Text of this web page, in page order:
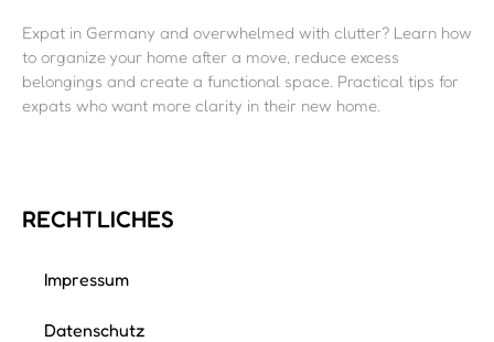
Expat in Germany and overwhelmed with clutter? Learn how
to organize your home after a move, reduce excess
belongings and create a functional space. Practical tips for
expats who want more clarity in their new home.
RECHTLICHES
Impressum
Datenschutz